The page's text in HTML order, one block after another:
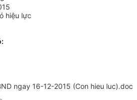
hiệu lực
ngay 16-12-2015 (Con hieu luc).doc